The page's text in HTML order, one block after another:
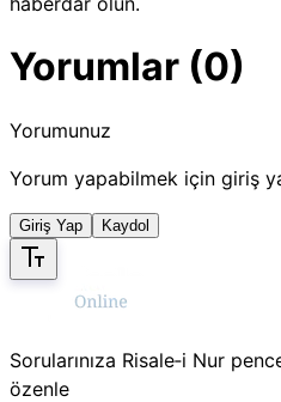
Yorumlar (0)
Yorumunuz
Yorum yapabilmek için giriş
Giriş Yap Kaydol
Sorularınıza Risale‑i Nur
özenle